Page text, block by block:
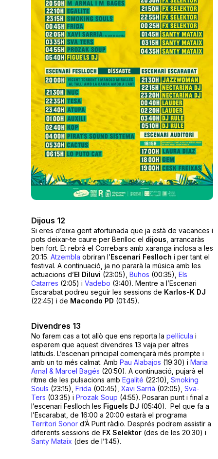
Dijous 12
Si eres d’eixa gent afortunada que ja està de vacances i
pots deixar-te caure per Benlloc el dijous , arrancaràs
ben fort. Et rebrà el Correbars amb xaranga inclosa a les
20:15. Atzembla obriran l’Escenari Feslloch i per tant el
festival. A continuació, ja no pararà la música amb les
actuacions d’El Diluvi (23:05), Buhos (00:35), Els
Catarres (2:05) i Vadebo (3:40). Mentre a l’Escenari
Escarabat podreu seguir les sessions de Karlos-K DJ
(22:45) i de Macondo PD (01:45).
Divendres 13
No farem cas a tot allò que ens reporta la pel·lícula i
esperem que aquest divendres 13 vaja per altres
latituds. L’escenari principal començarà més prompte i
amb un to més calmat. Amb Pau Alabajos (19:30) i Maria
Arnal & Marcel Bagés (20:50). A continuació, pujarà el
ritme de les pulsacions amb Egalité (22:10), Smoking
Souls (23:15), Frida (00:45), Xavi Sarrià (02:05), Sva-
Ters (03:35) i Prozak Soup (4:55). Posaran punt i final a
l’escenari Feslloch les Figuels DJ (05:40). Pel que fa a
l’Escarabat, de 16:00 a 20:00 estarà el programa
Territori Sonord’À Punt ràdio. Després podrem assistir a
diferents sessions de FX Selektor(des de les 20:30) i
Santy Mataix (des de l’1:45).